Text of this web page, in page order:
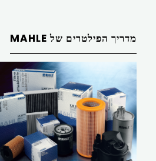
מדריך הפילטרים של MAHLE